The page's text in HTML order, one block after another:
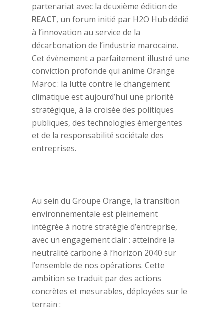
partenariat avec la deuxième édition de
REACT, un forum initié par H2O Hub dédié
à l’innovation au service de la
décarbonation de l’industrie marocaine.
Cet évènement a parfaitement illustré une
conviction profonde qui anime Orange
Maroc : la lutte contre le changement
climatique est aujourd’hui une priorité
stratégique, à la croisée des politiques
publiques, des technologies émergentes
et de la responsabilité sociétale des
entreprises.
Au sein du Groupe Orange, la transition
environnementale est pleinement
intégrée à notre stratégie d’entreprise,
avec un engagement clair : atteindre la
neutralité carbone à l’horizon 2040 sur
l’ensemble de nos opérations. Cette
ambition se traduit par des actions
concrètes et mesurables, déployées sur le
terrain :